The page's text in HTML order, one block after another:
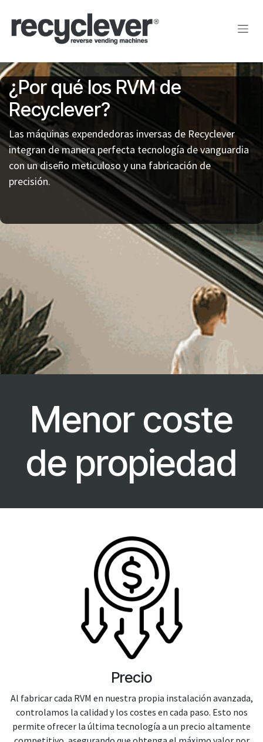
¿Por qué los RVM de
Recyclever?
Las máquinas expendedoras inversas de Recyclever
integran de manera perfecta tecnología de vanguardia
con un diseño meticuloso y una fabricación de
precisión.
Menor coste
de propiedad
Precio
Al fabricar cada RVM en nuestra propia instalación avanzada,
controlamos la calidad y los costes en cada paso. Esto nos
permite ofrecer la última tecnología a un precio altamente